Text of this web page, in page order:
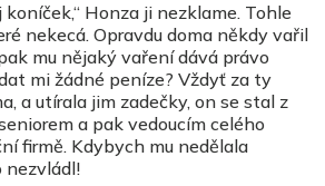
koníček,“ Honza ji nezklame. Tohle
nekecá. Opravdu doma někdy vařil
mu nějaký vaření dává právo
mi žádné peníze? Vždyť za ty
a utírala jim zadečky, on se stal z
a pak vedoucím celého
firmě. Kdybych mu nedělala
nezvládl!